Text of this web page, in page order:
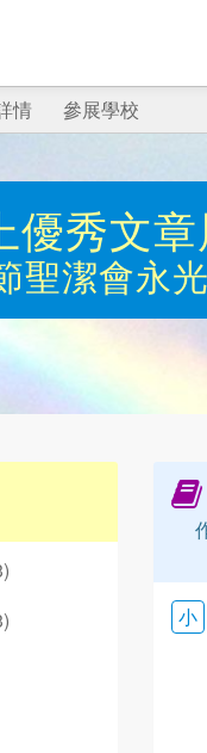
情 參展學校
秀文章
聖潔會永
小